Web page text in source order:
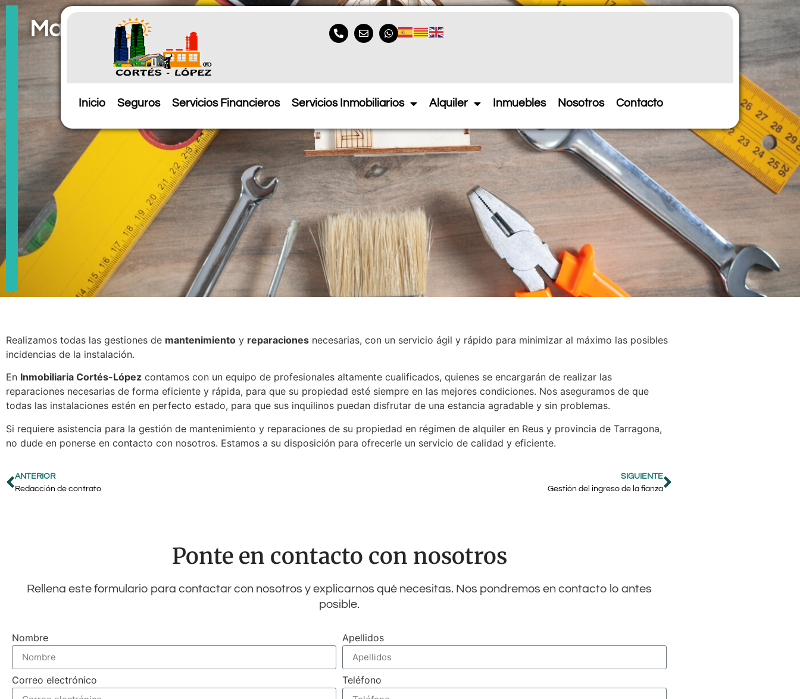
Inicio Seguros Servicios Financieros Servicios Inmobiliarios Alquiler Inmuebles Nosotros Contacto
Mantenimiento y reparaciones
Realizamos todas las gestiones de mantenimiento y reparaciones necesarias, con un servicio ágil y rápido para minimizar al máximo las posibles
incidencias de la instalación.
En Inmobiliaria Cortés-López contamos con un equipo de profesionales altamente cualificados, quienes se encargarán de realizar las
reparaciones necesarias de forma eficiente y rápida, para que su propiedad esté siempre en las mejores condiciones. Nos aseguramos de que
todas las instalaciones estén en perfecto estado, para que sus inquilinos puedan disfrutar de una estancia agradable y sin problemas.
Si requiere asistencia para la gestión de mantenimiento y reparaciones de su propiedad en régimen de alquiler en Reus y provincia de Tarragona,
no dude en ponerse en contacto con nosotros. Estamos a su disposición para ofrecerle un servicio de calidad y eficiente.
ANTERIOR
Redacción de contrato
SIGUIENTE
Gestión del ingreso de la fianza
Ponte en contacto con nosotros
Rellena este formulario para contactar con nosotros y explicarnos qué necesitas. Nos pondremos en contacto lo antes
posible.
Nombre Apellidos
Correo electrónico Teléfono